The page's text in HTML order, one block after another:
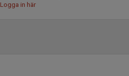
Logga in här